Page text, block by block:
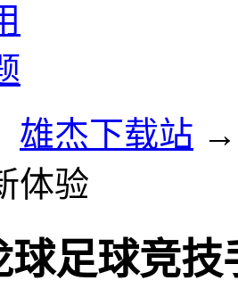
雄杰下载站
体验
球足球竞技